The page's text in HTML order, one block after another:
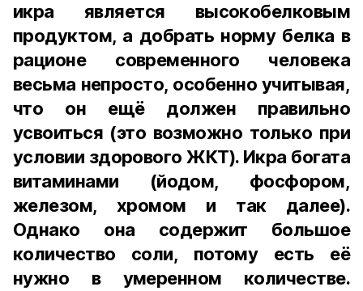
икра является высокобелковым
продуктом, а добрать норму белка в
рационе современного человека
весьма непросто, особенно учитывая,
что он ещё должен правильно
усвоиться (это возможно только при
условии здорового ЖКТ). Икра богата
витаминами (йодом, фосфором,
железом, хромом и так далее).
Однако она содержит большое
количество соли, потому есть её
нужно в умеренном количестве.